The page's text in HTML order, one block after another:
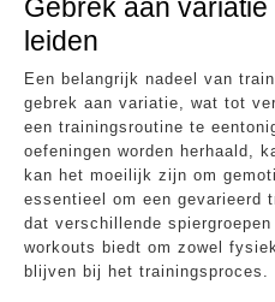
Gebrek aan
leiden
Een belangrijk nadeel van
gebrek aan variatie, wat tot
een trainingsroutine te
oefeningen worden herhaald,
kan het moeilijk zijn om
essentieel om een gevarieerd
dat verschillende
workouts biedt om zowel
blijven bij het trainingsproces.